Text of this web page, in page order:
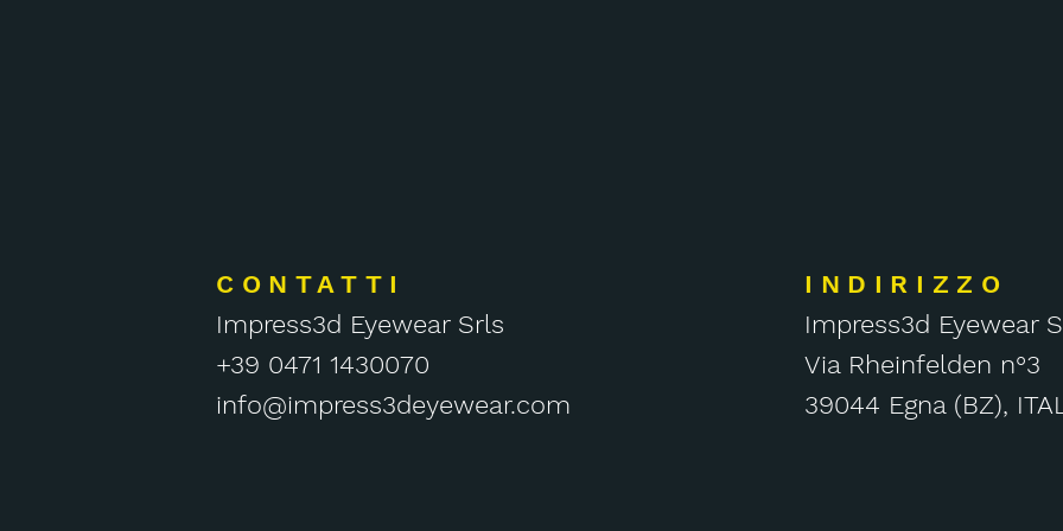
CONTATTI
Impress3d Eyewear Srls
+39 0471 1430070
info@impress3deyewear.com
INDIRIZZO
Impress3d Eyewear
Via Rheinfelden n°3
39044 Egna (BZ),